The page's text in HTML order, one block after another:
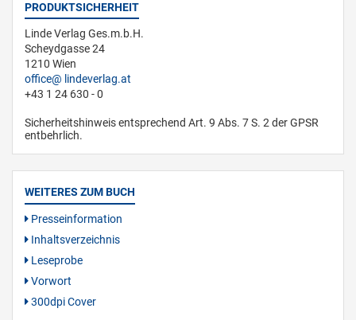
PRODUKTSICHERHEIT
Linde Verlag Ges.m.b.H.
Scheydgasse 24
1210 Wien
office
lindeverlag.at
+43 1 24 630 - 0
Sicherheitshinweis entsprechend Art. 9 Abs. 7 S. 2 der GPSR
entbehrlich.
WEITERES ZUM BUCH
Presseinformation
Inhaltsverzeichnis
Leseprobe
Vorwort
300dpi Cover